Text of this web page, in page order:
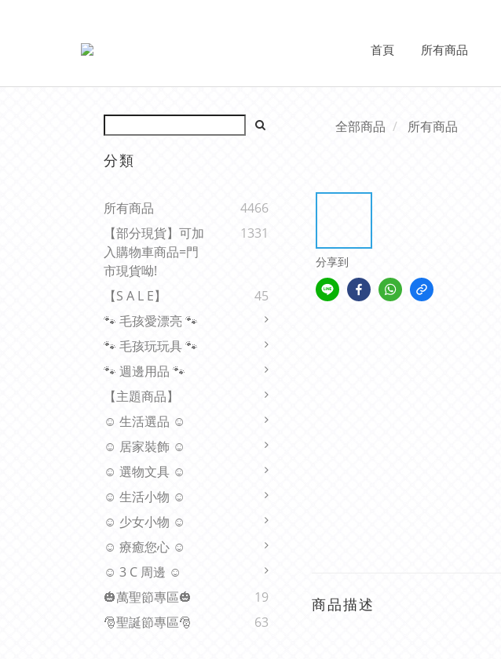
首頁 所有商品
分類
所有商品
4466
【部分現貨】可加
入購物車商品=門
市現貨呦!
1331
【s A L E】
45
🐾 毛孩愛漂亮 🐾
🐾 毛孩玩玩具 🐾
🐾 週邊用品 🐾
【主題商品】
☺ 生活選品 ☺
☺ 居家裝飾 ☺
☺ 選物文具 ☺
☺ 生活小物 ☺
☺ 少女小物 ☺
☺ 療癒您心 ☺
☺ 3 C 周邊 ☺
🎃萬聖節專區🎃
19
🎅聖誕節專區🎅
63
全部商品 所有商品
分享到
商品描述